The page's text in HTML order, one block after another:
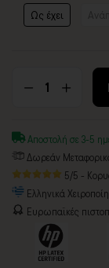
Ως έχει
Αποστολή σε 3-5
Δωρεάν
5/5 -
Ελληνικά
Ευρωπαϊκές